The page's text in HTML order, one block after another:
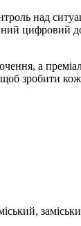
над
а
зробити